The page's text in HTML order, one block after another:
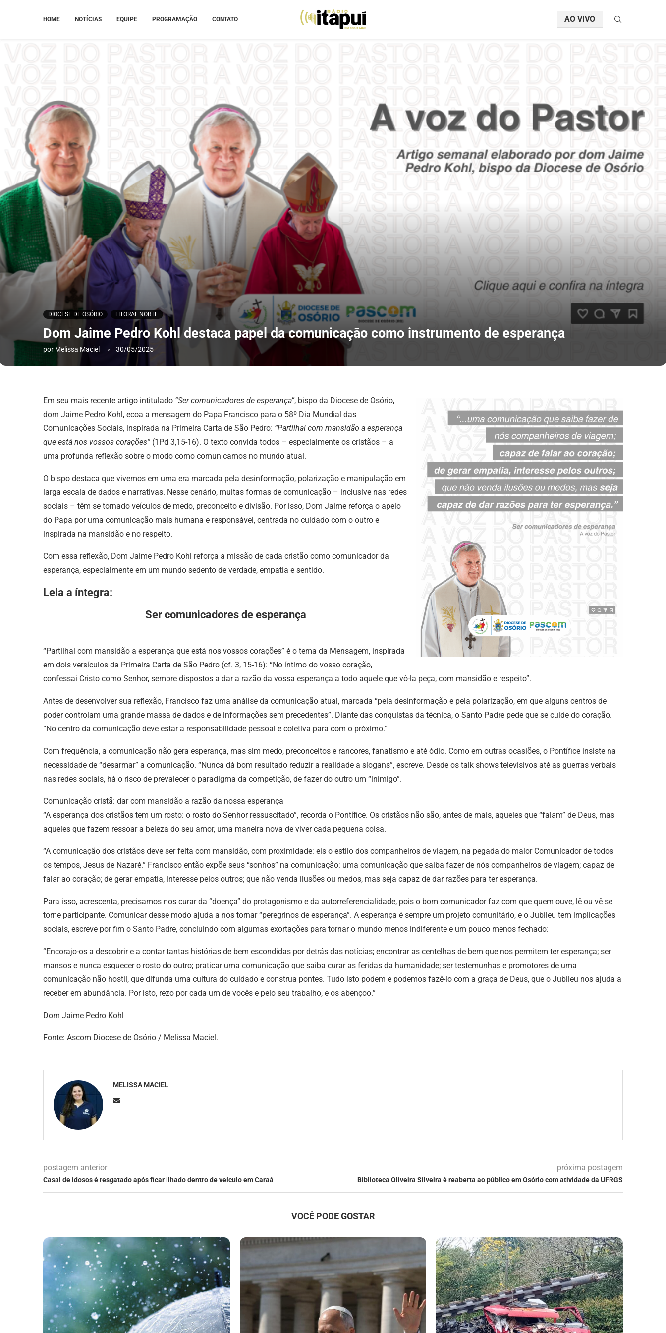
HOME NOTÍCIAS EQUIPE PROGRAMAÇÃO CONTATO AO VIVO
DIOCESE DE OSÓRIO LITORAL NORTE
Dom Jaime Pedro Kohl destaca papel da comunicação como instrumento de esperança
por Melissa Maciel 30/05/2025
Em seu mais recente artigo intitulado “Ser comunicadores de esperança”, bispo da Diocese de Osório,
dom Jaime Pedro Kohl, ecoa a mensagem do Papa Francisco para o 58º Dia Mundial das
Comunicações Sociais, inspirada na Primeira Carta de São Pedro: “Partilhai com mansidão a esperança
que está nos vossos corações” (1Pd 3,15-16). O texto convida todos – especialmente os cristãos – a
uma profunda reflexão sobre o modo como comunicamos no mundo atual.
O bispo destaca que vivemos em uma era marcada pela desinformação, polarização e manipulação em
larga escala de dados e narrativas. Nesse cenário, muitas formas de comunicação – inclusive nas redes
sociais – têm se tornado veículos de medo, preconceito e divisão. Por isso, Dom Jaime reforça o apelo
do Papa por uma comunicação mais humana e responsável, centrada no cuidado com o outro e
inspirada na mansidão e no respeito.
Com essa reflexão, Dom Jaime Pedro Kohl reforça a missão de cada cristão como comunicador da
esperança, especialmente em um mundo sedento de verdade, empatia e sentido.
Leia a íntegra:
Ser comunicadores de esperança
“Partilhai com mansidão a esperança que está nos vossos corações” é o tema da Mensagem, inspirada
em dois versículos da Primeira Carta de São Pedro (cf. 3, 15-16): “No íntimo do vosso coração,
confessai Cristo como Senhor, sempre dispostos a dar a razão da vossa esperança a todo aquele que vô-la peça, com mansidão e respeito”.
Antes de desenvolver sua reflexão, Francisco faz uma análise da comunicação atual, marcada “pela desinformação e pela polarização, em que alguns centros de
poder controlam uma grande massa de dados e de informações sem precedentes”. Diante das conquistas da técnica, o Santo Padre pede que se cuide do coração.
“No centro da comunicação deve estar a responsabilidade pessoal e coletiva para com o próximo.”
Com frequência, a comunicação não gera esperança, mas sim medo, preconceitos e rancores, fanatismo e até ódio. Como em outras ocasiões, o Pontífice insiste na
necessidade de “desarmar” a comunicação. “Nunca dá bom resultado reduzir a realidade a slogans”, escreve. Desde os talk shows televisivos até as guerras verbais
nas redes sociais, há o risco de prevalecer o paradigma da competição, de fazer do outro um “inimigo”.
Comunicação cristã: dar com mansidão a razão da nossa esperança
“A esperança dos cristãos tem um rosto: o rosto do Senhor ressuscitado”, recorda o Pontífice. Os cristãos não são, antes de mais, aqueles que “falam” de Deus, mas
aqueles que fazem ressoar a beleza do seu amor, uma maneira nova de viver cada pequena coisa.
“A comunicação dos cristãos deve ser feita com mansidão, com proximidade: eis o estilo dos companheiros de viagem, na pegada do maior Comunicador de todos
os tempos, Jesus de Nazaré.” Francisco então expõe seus “sonhos” na comunicação: uma comunicação que saiba fazer de nós companheiros de viagem; capaz de
falar ao coração; de gerar empatia, interesse pelos outros; que não venda ilusões ou medos, mas seja capaz de dar razões para ter esperança.
Para isso, acrescenta, precisamos nos curar da “doença” do protagonismo e da autorreferencialidade, pois o bom comunicador faz com que quem ouve, lê ou vê se
torne participante. Comunicar desse modo ajuda a nos tornar “peregrinos de esperança”. A esperança é sempre um projeto comunitário, e o Jubileu tem implicações
sociais, escreve por fim o Santo Padre, concluindo com algumas exortações para tornar o mundo menos indiferente e um pouco menos fechado:
“Encorajo-os a descobrir e a contar tantas histórias de bem escondidas por detrás das notícias; encontrar as centelhas de bem que nos permitem ter esperança; ser
mansos e nunca esquecer o rosto do outro; praticar uma comunicação que saiba curar as feridas da humanidade; ser testemunhas e promotores de uma
comunicação não hostil, que difunda uma cultura do cuidado e construa pontes. Tudo isto podem e podemos fazê-lo com a graça de Deus, que o Jubileu nos ajuda a
receber em abundância. Por isto, rezo por cada um de vocês e pelo seu trabalho, e os abençoo.”
Dom Jaime Pedro Kohl
Fonte: Ascom Diocese de Osório / Melissa Maciel.
MELISSA MACIEL
postagem anterior
Casal de idosos é resgatado após ficar ilhado dentro de veículo em Caraá
próxima postagem
Biblioteca Oliveira Silveira é reaberta ao público em Osório com atividade da UFRGS
VOCÊ PODE GOSTAR